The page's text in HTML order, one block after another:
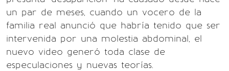
un par de meses, cuando un vocero de la
familia real anunció que habría tenido que ser
intervenida por una molestia abdominal, el
nuevo video generó toda clase de
especulaciones y nuevas teorías.